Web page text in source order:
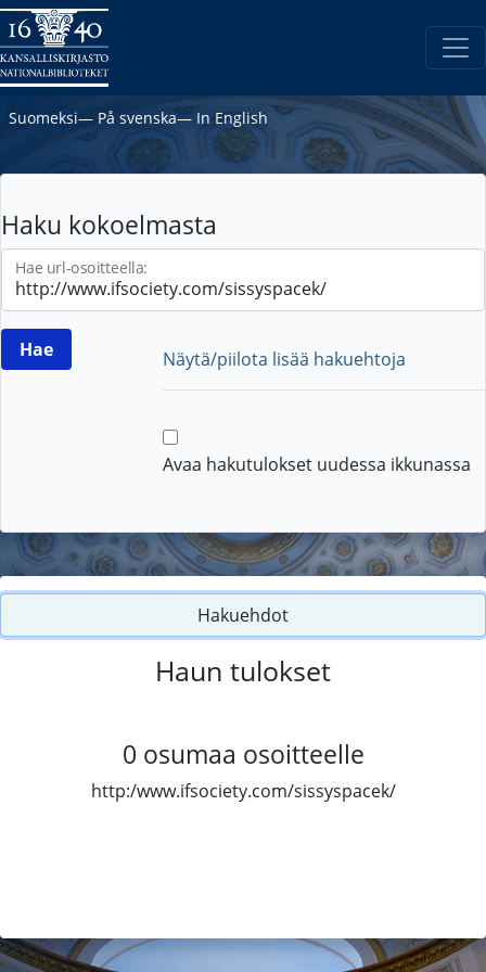
Suomeksi― På svenska― In English
Haku kokoelmasta
Hae url-osoitteella:
Näytä/piilota lisää hakuehtoja
Avaa hakutulokset uudessa ikkunassa
Hakuehdot
Haun tulokset
0 osumaa osoitteelle
http:/www.ifsociety.com/sissyspacek/